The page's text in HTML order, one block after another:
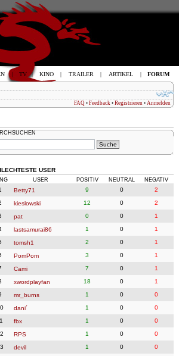
FAQ • Feedback • Registrieren • Anmelden
USER
USER POSITIV NEUTRAL NEGATIV
Betty71 9 0
2
kieslowski 12 0
2
pat 0 0
1
lastsamurai86 1 0
1
tomsh1 2 0
1
PomPom 3 0
1
Cami 7 0
1
xwordplayfan 18 0
1
mr_burns 1 0
0
dani´ 1 0
0
fbx 1 0
0
RPS 1 0
0
devil 1 0
0
| TV | KINO | TRAILER | ARTIKEL | FORUM